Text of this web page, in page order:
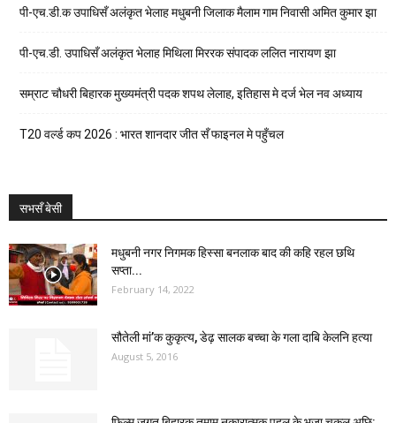
पी-एच.डी.क उपाधिसँ अलंकृत भेलाह मधुबनी जिलाक मैलाम गाम निवासी अमित कुमार झा
पी-एच.डी. उपाधिसँ अलंकृत भेलाह मिथिला मिररक संपादक ललित नारायण झा
सम्राट चौधरी बिहारक मुख्यमंत्री पदक शपथ लेलाह, इतिहास मे दर्ज भेल नव अध्याय
T20 वर्ल्ड कप 2026 : भारत शानदार जीत सँ फाइनल मे पहुँचल
सभसँ बेसी
मधुबनी नगर निगमक हिस्सा बनलाक बाद की कहि रहल छथि
सप्ता...
February 14, 2022
सौतेली मां’क कुकृत्य, डेढ़ सालक बच्चा के गला दाबि केलनि हत्या
August 5, 2016